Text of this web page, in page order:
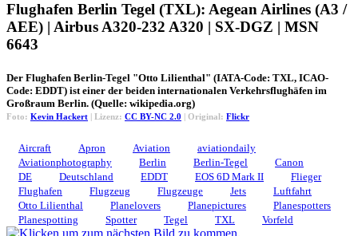
Flughafen Berlin Tegel (TXL): Aegean Airlines (A3 /
AEE) | Airbus A320-232 A320 | SX-DGZ | MSN
6643
Der Flughafen Berlin-Tegel "Otto Lilienthal" (IATA-Code: TXL, ICAO-
Code: EDDT) ist einer der beiden internationalen Verkehrsflughäfen im
Großraum Berlin. (Quelle: wikipedia.org)
Foto: Kevin Hackert | Lizenz: CC BY-NC 2.0 | Original: Flickr
Aircraft Apron Aviation
aviationdaily
Aviationphotography
Berlin Berlin-Tegel
Canon
DE
Deutschland EDDT EOS 6D Mark II
Flieger
Flughafen
Flugzeug Flugzeuge Jets
Luftfahrt
Otto Lilienthal
Planelovers Planepictures
Planespotters
Planespotting
Spotter Tegel TXL Vorfeld